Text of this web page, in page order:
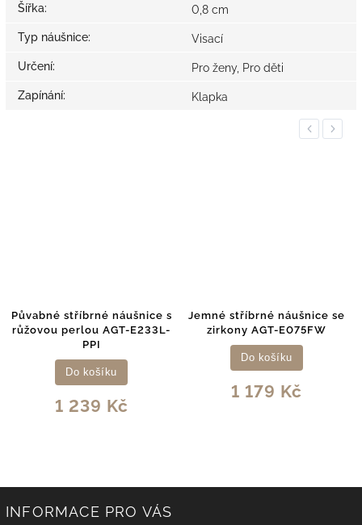
Šířka: 0,8 cm
Typ náušnice: Visací
Určení: Pro ženy, Pro děti
Zapínání: Klapka
Previous
Půvabné stříbrné náušnice s
růžovou perlou AGT-E233L-
PPI
1 239 Kč
Do košíku
Jemné stříbrné náušnice se
zirkony AGT-E075FW
1 179 Kč
Do košíku
Next
INFORMACE PRO VÁS